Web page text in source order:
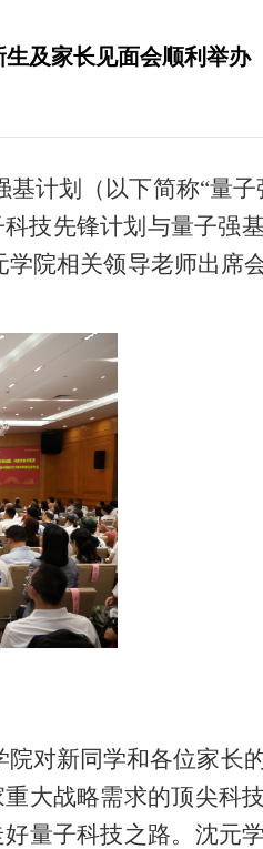
及家长见面会顺利举办
计划（以下简称“量子
技先锋计划与量子强
院相关领导老师出席
院对新同学和各位家长
大战略需求的顶尖科
量子科技之路。沈元